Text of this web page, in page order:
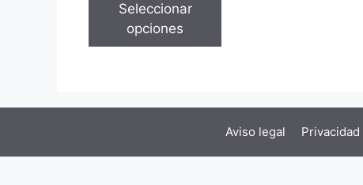
Seleccionar
opciones
product
Aviso legal Privacidad